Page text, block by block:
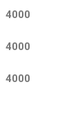
4000
4000
4000